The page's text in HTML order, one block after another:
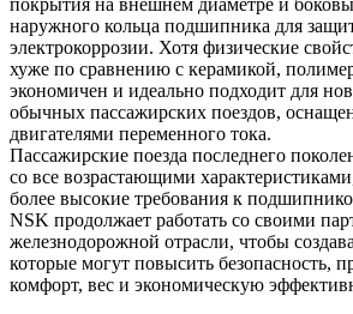
покрытия на внешнем диаметре и
наружного кольца подшипника для
электрокоррозии. Хотя физические
хуже по сравнению с керамикой,
экономичен и идеально подходит для
обычных пассажирских поездов,
двигателями переменного тока.
Пассажирские поезда последнего
со все возрастающими
более высокие требования к
NSK продолжает работать со своими
железнодорожной отрасли, чтобы
которые могут повысить безопасность,
комфорт, вес и экономическую